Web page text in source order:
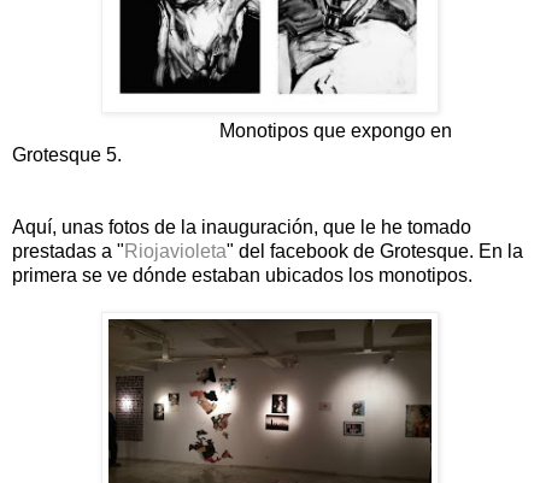
Monotipos que expongo en
Grotesque 5.
Aquí, unas fotos de la inauguración, que le he tomado
prestadas a " Riojavioleta" del facebook de Grotesque. En la
primera se ve dónde estaban ubicados los monotipos.